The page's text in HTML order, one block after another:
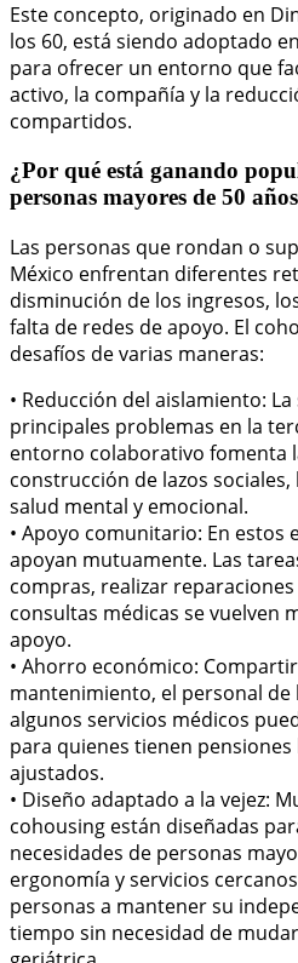
Este concepto, originado en
los 60, está siendo adoptado
para ofrecer un entorno que
activo, la compañía y la
compartidos.
¿Por qué está ganando
personas mayores de 50
Las personas que rondan o
México enfrentan diferentes
disminución de los ingresos,
falta de redes de apoyo. El
desafíos de varias maneras:
• Reducción del aislamiento:
principales problemas en la
entorno colaborativo fomenta
construcción de lazos
salud mental y emocional.
• Apoyo comunitario: En estos
apoyan mutuamente. Las
compras, realizar
consultas médicas se vuelven
apoyo.
• Ahorro económico:
mantenimiento, el personal de
algunos servicios médicos
para quienes tienen
ajustados.
• Diseño adaptado a la vejez:
cohousing están diseñadas
necesidades de personas
ergonomía y servicios
personas a mantener su
tiempo sin necesidad de